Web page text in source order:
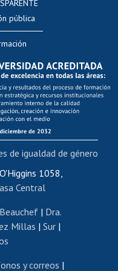
os
interna
de títulos
pública
1058,
Central
Beauchef| Dra.
Millas | Sur |
y correos |
de igualdad de género